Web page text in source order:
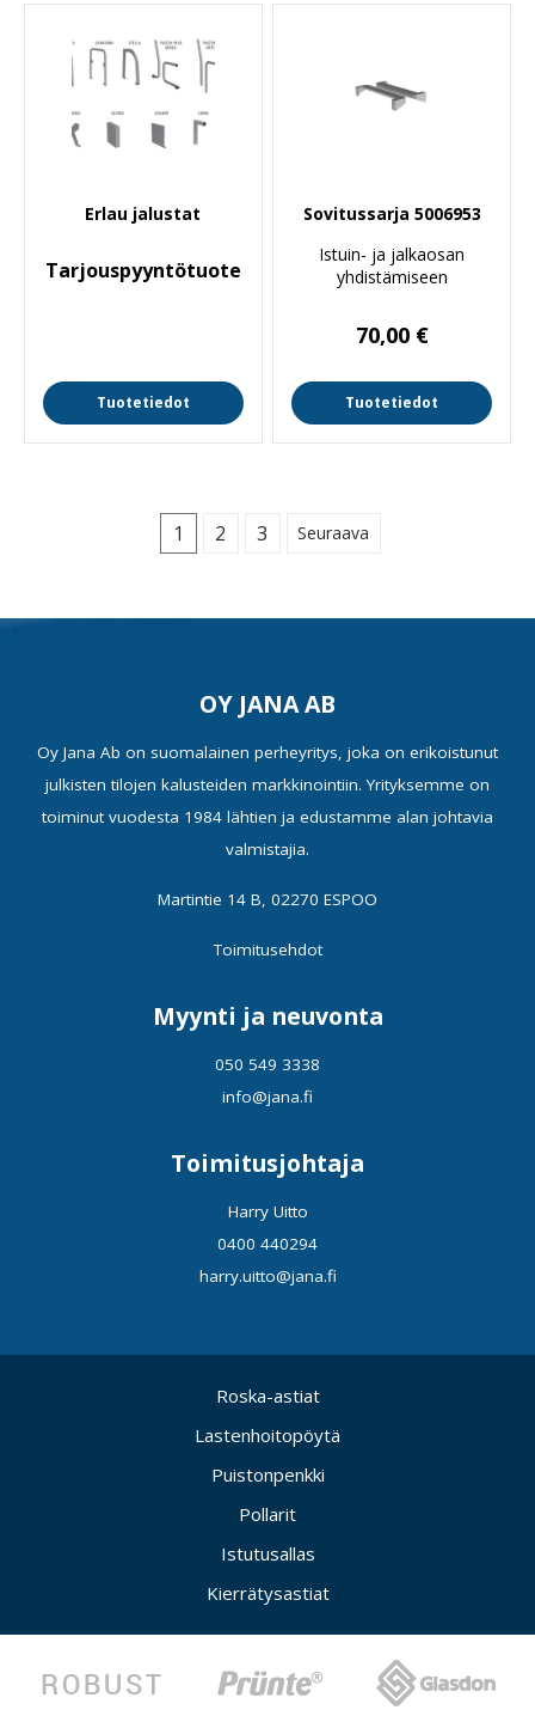
Erlau jalustat
Tarjouspyyntötuote
Tuotetiedot
Sovitussarja 5006953
Istuin- ja jalkaosan
yhdistämiseen
70,00 €
Tuotetiedot
1 2 3 Seuraava
OY JANA AB
Oy Jana Ab on suomalainen perheyritys, joka on erikoistunut
julkisten tilojen kalusteiden markkinointiin. Yrityksemme on
toiminut vuodesta 1984 lähtien ja edustamme alan johtavia
valmistajia.
Martintie 14 B, 02270 ESPOO
Toimitusehdot
Myynti ja neuvonta
050 549 3338
info@jana.fi
Toimitusjohtaja
Harry Uitto
0400 440294
harry.uitto@jana.fi
Roska-astiat
Lastenhoitopöytä
Puistonpenkki
Pollarit
Istutusallas
Kierrätysastiat